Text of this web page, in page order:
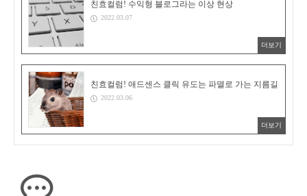
친효컬럼! 수익형 블로그라는 이상 현상
2022.03.07
더보기
친효컬럼! 애드센스 클릭 유도는 파멸로 가는 지름길
2022.03.06
더보기